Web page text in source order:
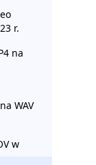
r.
na
WAV
w